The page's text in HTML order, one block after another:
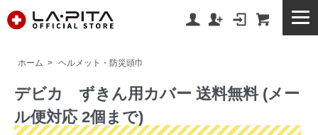
ホーム > ヘルメット・防災頭巾
デビカ ずきん用カバー 送料無料 (メー
ル便対応 2個まで)